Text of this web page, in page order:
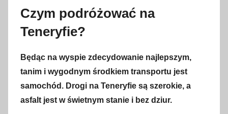
Czym podróżować na
Teneryfie?
Będąc na wyspie zdecydowanie najlepszym,
tanim i wygodnym środkiem transportu jest
samochód. Drogi na Teneryfie są szerokie, a
asfalt jest w świetnym stanie i bez dziur.